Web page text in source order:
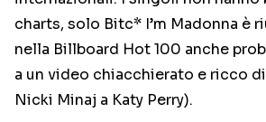
charts, solo Bitc* I’m Madonna è
nella Billboard Hot 100 anche
a un video chiacchierato e ricco
Nicki Minaj a Katy Perry).